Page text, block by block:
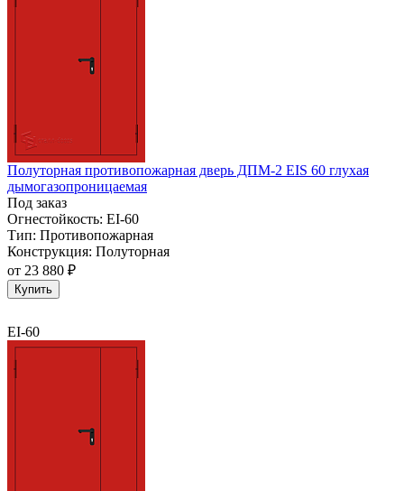
Полуторная противопожарная дверь ДПМ-2 EIS 60 глухая
дымогазопроницаемая
Под заказ
Огнестойкость: EI-60
Тип: Противопожарная
Конструкция: Полуторная
от 23 880 ₽
Купить
EI-60